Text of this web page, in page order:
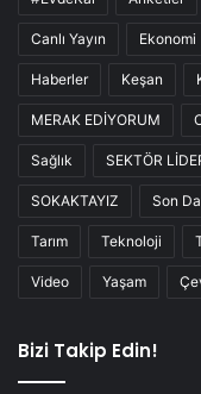
Canlı Yayın Ekonomi
Haberler Keşan
MERAK EDİYORUM
Sağlık SEKTÖR
SOKAKTAYIZ Son
Tarım Teknoloji
Video Yaşam
Bizi Takip Edin!